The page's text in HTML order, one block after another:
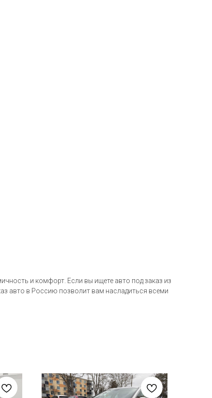
и комфорт. Если вы ищете авто под заказ из
авто в Россию позволит вам насладиться всеми